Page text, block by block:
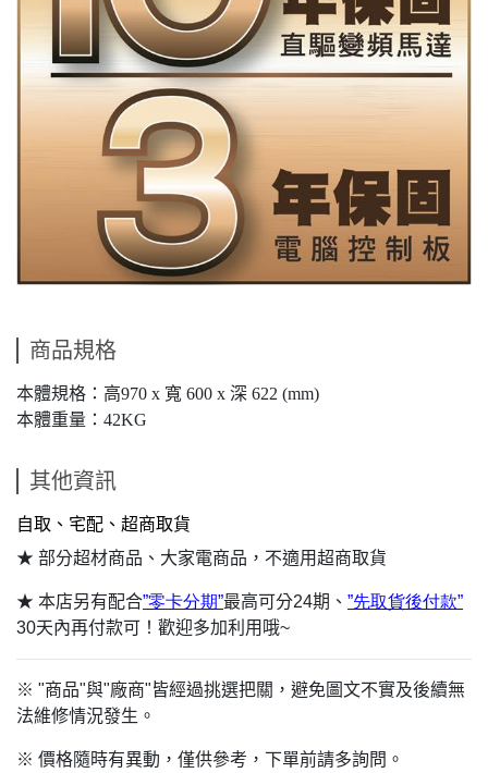
商品規格
本體規格：高970 x 寬 600 x 深 622 (mm)
本體重量：42KG
其他資訊
自取、宅配、超商取貨
★ 部分超材商品、大家電商品，不適用超商取貨
★ 本店另有配合”零卡分期”最高可分24期、 ”先取貨後付款”
30天內再付款可！歡迎多加利用哦~
※ "商品"與"廠商"皆經過挑選把關，避免圖文不實及後續無
法維修情況發生。
※ 價格隨時有異動，僅供參考，下單前請多詢問。